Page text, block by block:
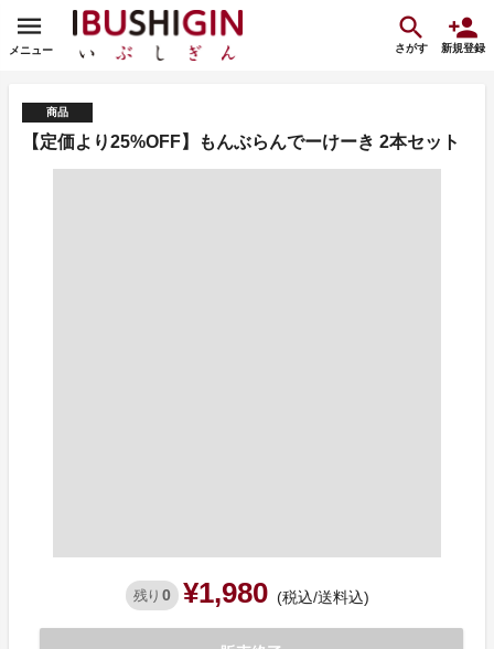
メニュー さがす 新規登録
商品
【定価より25%OFF】もんぶらんでーけーき 2本セット
残り 0 ¥1,980 (税込/送料込)